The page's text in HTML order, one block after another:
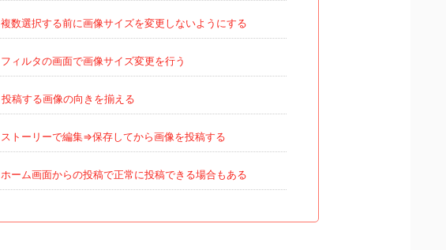
複数選択する前に画像サイズを変更しないようにする
フィルタの画面で画像サイズ変更を行う
投稿する画像の向きを揃える
ストーリーで編集⇒保存してから画像を投稿する
ホーム画面からの投稿で正常に投稿できる場合もある